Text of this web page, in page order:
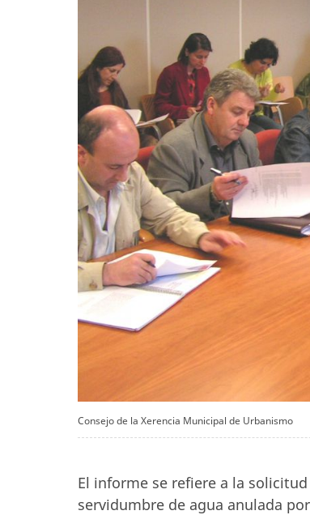
Consejo de la Xerencia Municipal de Urbanismo
El informe se refiere a la
servidumbre de agua anulada